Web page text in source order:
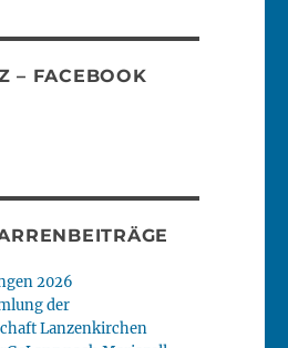
– FACEBOOK
2026
der
Lanzenkirchen